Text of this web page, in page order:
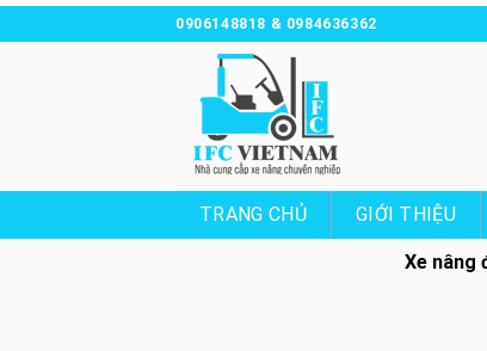
Chuyển
đến
0906148818 & 0984636362
TRANG CHỦ GIỚI THIỆU
Xe nâng